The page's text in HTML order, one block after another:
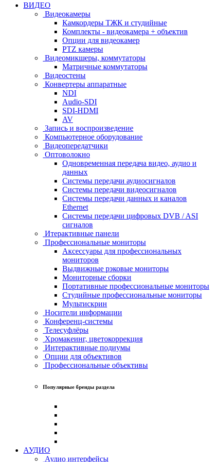
ВИДЕО
Видеокамеры
Камкордеры ТЖК и студийные
Комплекты - видеокамера + объектив
Опции для видеокамер
PTZ камеры
Видеомикшеры, коммутаторы
Матричные коммутаторы
Видеостены
Конвертеры аппаратные
NDI
Audio-SDI
SDI-HDMI
AV
Запись и воспроизведение
Компьютерное оборудование
Видеопередатчики
Оптоволокно
Одновременная передача видео, аудио и
данных
Системы передачи аудиосигналов
Системы передачи видеосигналов
Системы передачи данных и каналов
Ethernet
Системы передачи цифровых DVB / ASI
сигналов
Итерактивные панели
Профессиональные мониторы
Аксессуары для профессиональных
мониторов
Выдвижные рэковые мониторы
Мониторные сборки
Портативные профессиональные мониторы
Студийные профессиональные мониторы
Мультискрин
Носители информации
Конференц-системы
Телесуфлёры
Хромакеинг, цветокоррекция
Интерактивные подиумы
Опции для объективов
Профессиональные объективы
Популярные бренды раздела
АУДИО
Аудио интерфейсы